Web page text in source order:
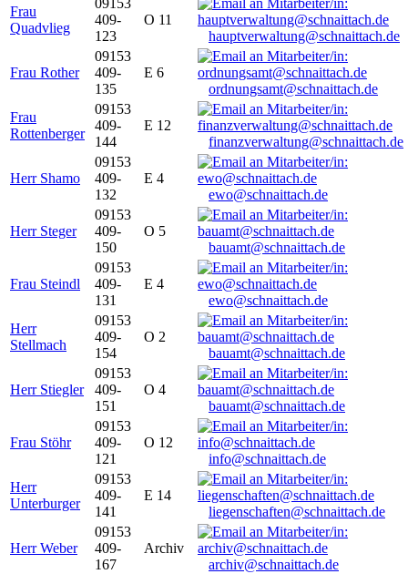
Frau
Quadvlieg
09153
409-
123
O 11
hauptverwaltung@schnaittach.de
Frau Rother
09153
409-
135
E 6
ordnungsamt@schnaittach.de
Frau
Rottenberger
09153
409-
144
E 12
finanzverwaltung@schnaittach.de
Herr Shamo
09153
409-
132
E 4
ewo@schnaittach.de
Herr Steger
09153
409-
150
O 5
bauamt@schnaittach.de
Frau Steindl
09153
409-
131
E 4
ewo@schnaittach.de
Herr
Stellmach
09153
409-
154
O 2
bauamt@schnaittach.de
Herr Stiegler
09153
409-
151
O 4
bauamt@schnaittach.de
Frau Stöhr
09153
409-
121
O 12
info@schnaittach.de
Herr
Unterburger
09153
409-
141
E 14
liegenschaften@schnaittach.de
Herr Weber
09153
409-
167
Archiv
archiv@schnaittach.de